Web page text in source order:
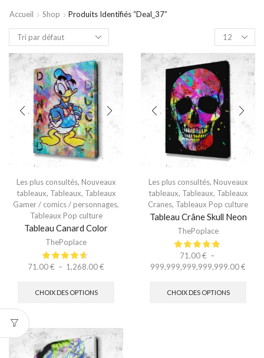
Accueil Shop Produits Identifiés “deal_37”
Les plus consultés, Nouveaux
tableaux, Tableaux, Tableaux
Gamer / comics / personnages,
Tableaux Pop culture
Tableau Canard Color
ThePoplace
71.00€ – 1,268.00€
CHOIX DES OPTIONS
Les plus consultés, Nouveaux
tableaux, Tableaux, Tableaux
Cranes, Tableaux Pop culture
Tableau Crâne Skull Neon
ThePoplace
71.00€ –
999,999,999,999,999.00€
CHOIX DES OPTIONS